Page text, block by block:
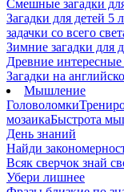
Смешные загадки
Загадки для детей
задачки со всего
Зимние загадки для
Древние интересные
Загадки на
Мышление
Головоломки
мозаикаБыстрота
День знаний
Найди
Всяк сверчок знай
Убери лишнее